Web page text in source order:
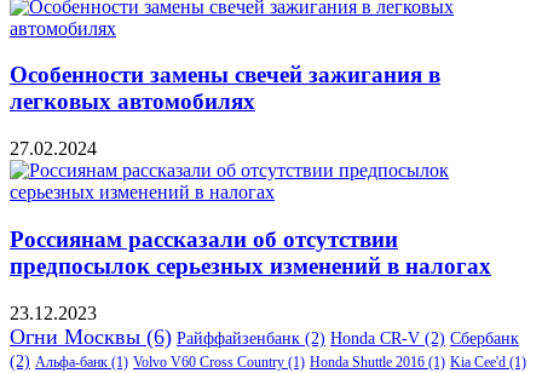
Особенности замены свечей зажигания в
легковых автомобилях
27.02.2024
Россиянам рассказали об отсутствии
предпосылок серьезных изменений в налогах
23.12.2023
Огни Москвы (6) Райффайзенбанк (2) Honda CR-V (2) Сбербанк
(2) Альфа-банк (1) Volvo V60 Cross Country (1) Honda Shuttle 2016 (1) Kia Cee'd (1)